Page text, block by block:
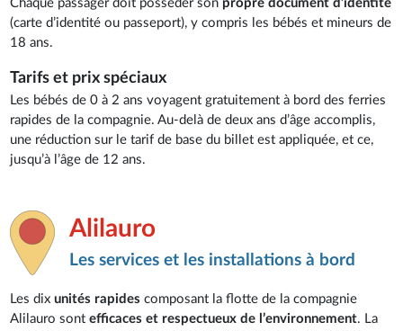
Chaque passager doit posséder son propre document d’identité
(carte d’identité ou passeport), y compris les bébés et mineurs de
18 ans.
Tarifs et prix spéciaux
Les bébés de 0 à 2 ans voyagent gratuitement à bord des ferries
rapides de la compagnie. Au-delà de deux ans d’âge accomplis,
une réduction sur le tarif de base du billet est appliquée, et ce,
jusqu’à l’âge de 12 ans.
Alilauro
Les services et les installations à bord
Les dixunités rapides composant la flotte de la compagnie
Alilauro sontefficaces et respectueux de l’environnement. La